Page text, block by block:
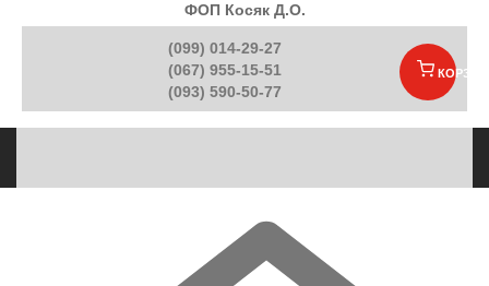
ФОП Косяк Д.О.
(099) 014-29-27
(067) 955-15-51
(093) 590-50-77